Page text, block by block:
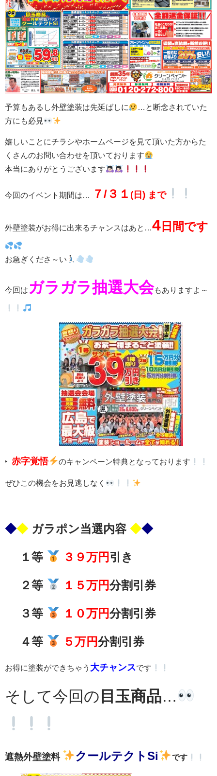
予算もあるし外壁塗装は先延ばしに
…と断念されていた
方にも必見
嬉しいことにチラシやホームページを見て頂いた方からた
くさんのお問い合わせを頂いております
本当にありがとうございます
今回のイベント期間は… ７/３１ (日) まで
外壁塗装がお得に出来るチャンスはあと…4 日間です
お急ぎくださ～い
今回は ガラガラ抽選大会もありますよ～
‣ 赤字覚悟 のキャンペーン特典となっております
ぜひこの機会をお見逃しなく
◆◆ガラポン当選内容 ◆◆
１等 ３９万円 引き
２等 １５万円分割引券
３等 １０万円分割引券
４等 ５万円分割引券
お得に塗装ができちゃう 大チャンスです
そして今回の 目玉商品…
遮熱外壁塗料 クールテクトSi です